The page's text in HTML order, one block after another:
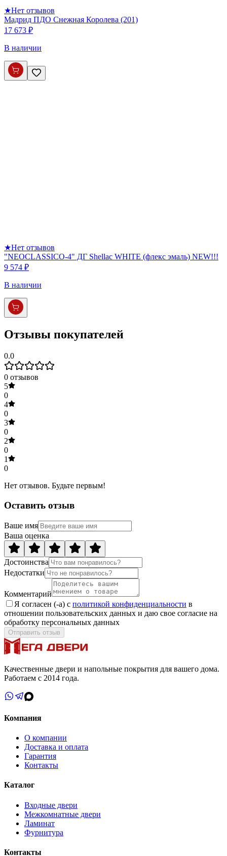
★Нет отзывов
Мадрид ПДО Снежная Королева (201)
17 673 ₽
В наличии
★Нет отзывов
"NEOCLASSICO-4" ДГ Shellac WHITE (флекс эмаль) NEW!!!
9 574 ₽
В наличии
Отзывы покупателей
0.0
0 отзывов
5
0
4
0
3
0
2
0
1
0
Нет отзывов. Будьте первым!
Оставить отзыв
Ваше имя
Ваша оценка
Достоинства
Недостатки
Комментарий
Я согласен (-а) с политикой конфиденциальности в
отношении пользовательских данных и даю свое согласие на
обработку персональных данных
Отправить отзыв
Качественные двери и напольные покрытия для вашего дома.
Работаем с 2014 года.
Компания
О компании
Доставка и оплата
Гарантия
Контакты
Каталог
Входные двери
Межкомнатные двери
Ламинат
Фурнитура
Контакты